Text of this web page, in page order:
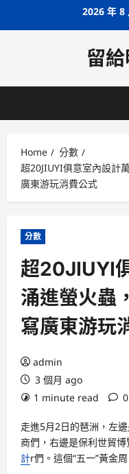
2026 年 8
留
Home
分數
超20JIUYI俱意室內設計
廣東游玩消費公式
分數
超20JIUYI
涌進螢火蟲
寫廣東游玩
admin
3 個月 ago
1 minute read
走進5月2日的琶洲，左
商們，右邊是保利世貿
計r們。這個“五一”黃金周